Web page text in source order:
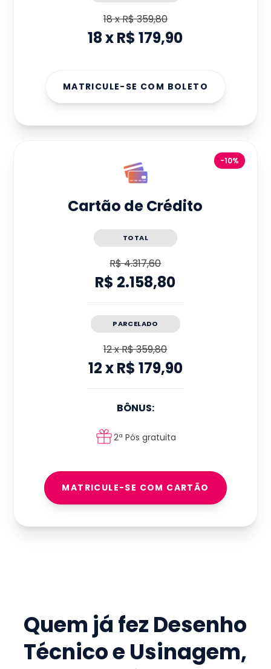
18xR$ 359,80
18xR$ 179,90
MATRICULE-SE COM BOLETO
-10%
Cartão de Crédito
TOTAL
R$ 4.317,60
R$ 2.158,80
PARCELADO
12xR$ 359,80
12xR$ 179,90
BÔNUS:
2ª Pós gratuita
MATRICULE-SE COM CARTÃO
Quem já fez Desenho
Técnico e Usinagem,